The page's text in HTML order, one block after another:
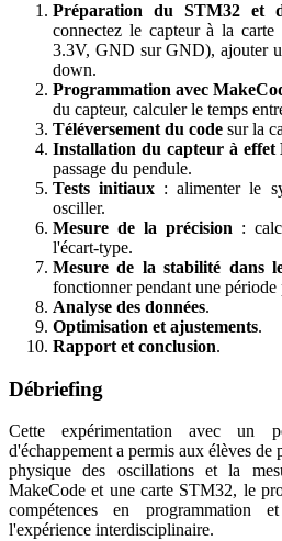
Préparation du STM32 et
connectez le capteur à la
3.3V, GND sur GND), ajouter
down.
Programmation avec
du capteur, calculer le temps
Téléversement du code sur la
Installation du capteur à effet
passage du pendule.
Tests initiaux : alimenter le
osciller.
Mesure de la précision :
l'écart-type.
Mesure de la stabilité dans
fonctionner pendant une
Analyse des données.
Optimisation et ajustements.
Rapport et conclusion.
Débriefing
Cette expérimentation avec un
d'échappement a permis aux élèves
physique des oscillations et la
MakeCode et une carte STM32, le
compétences en programmation
l'expérience interdisciplinaire.